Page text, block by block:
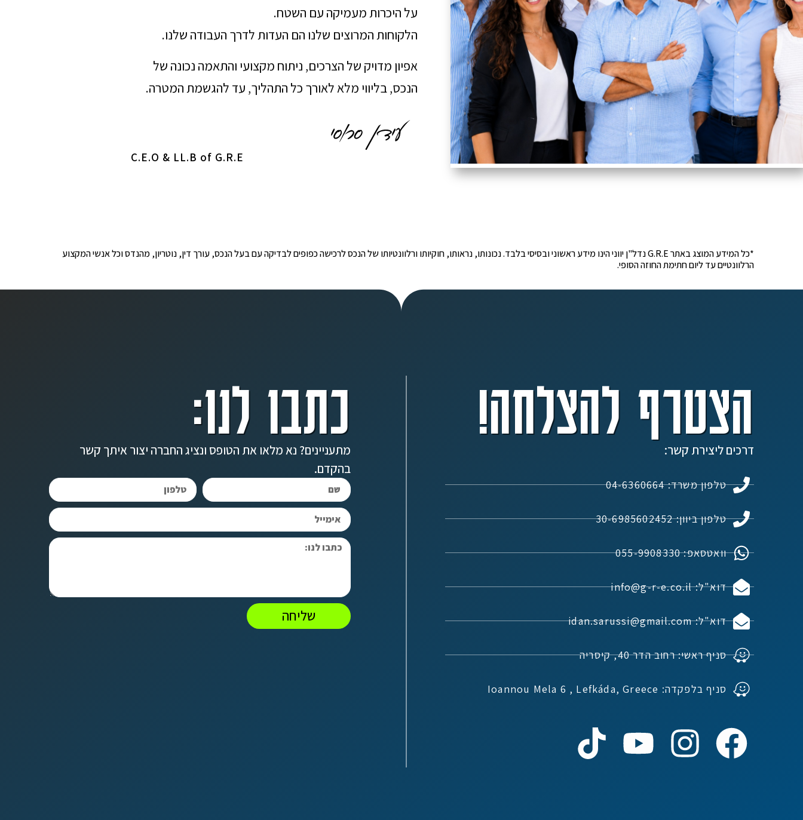
על היכרות מעמיקה עם השטח.
הלקוחות המרוצים שלנו הם העדות לדרך העבודה שלנו.
אפיון מדויק של הצרכים, ניתוח מקצועי והתאמה נכונה של
הנכס, בליווי מלא לאורך כל התהליך, עד להגשמת המטרה.
C.E.O & LL.B of G.R.E
*כל המידע המוצג באתר G.R.E נדל"ן יווני הינו מידע ראשוני ובסיסי בלבד. נכונותו, נראותו, חוקיותו ורלוונטיותו של הנכס לרכישה כפופים לבדיקה עם בעל הנכס, עורך דין, נוטריון, מהנדס וכל אנשי המקצוע
הרלוונטיים עד ליום חתימת החוזה הסופי.
הצטרף להצלחה!
דרכים ליצירת קשר:
טלפון משרד: 04-6360664
טלפון ביוון: 30-6985602452
וואטסאפ: 055-9908330
דוא"ל: info@g-r-e.co.il
דוא"ל: idan.sarussi@gmail.com
סניף ראשי: רחוב הדר 40, קיסריה
סניף בלפקדה: Ioannou Mela 6 , Lefkáda, Greece
כתבו לנו:
מתעניינים? נא מלאו את הטופס ונציג החברה יצור איתך קשר
בהקדם.
שליחה